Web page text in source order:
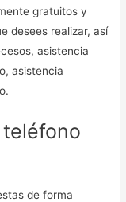
gratuitos y
desees realizar, así
asistencia
asistencia
de forma